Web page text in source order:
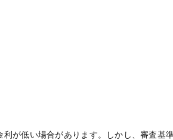
が低い場合があります。しかし、審査基